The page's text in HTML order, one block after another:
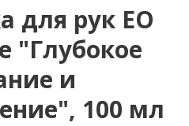
для рук EO
"Глубокое
и
100 мл